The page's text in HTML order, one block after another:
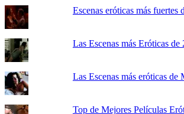
Escenas eróticas más fuertes
Las Escenas más Eróticas de
Las Escenas más eróticas de
Top de Mejores Películas